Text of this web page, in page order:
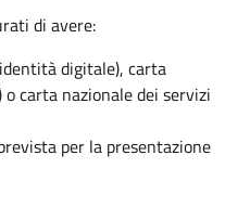
di avere:
digitale), carta
carta nazionale dei servizi
per la presentazione